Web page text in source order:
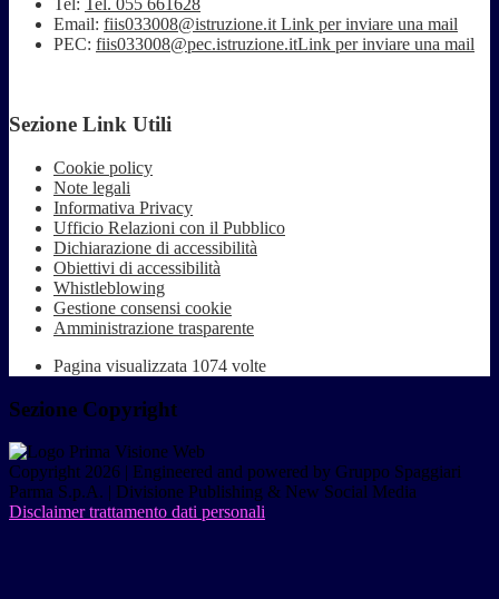
Email: fiis033008@istruzione.it Link per inviare una mail
PEC: fiis033008@pec.istruzione.itLink per inviare una mail
Sezione Link Utili
Cookie policy
Note legali
Informativa Privacy
Ufficio Relazioni con il Pubblico
Dichiarazione di accessibilità
Obiettivi di accessibilità
Whistleblowing
Gestione consensi cookie
Amministrazione trasparente
Pagina visualizzata 1074 volte
Sezione Copyright
Copyright 2026 | Engineered and powered by Gruppo Spaggiari
Parma S.p.A. | Divisione Publishing & New Social Media
Disclaimer trattamento dati personali